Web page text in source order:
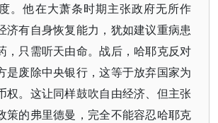
。他在大萧条时期主张政府无所作
济有自身恢复能力，犹如建议重病患
，只需听天由命。战后，哈耶克反对
是废除中央银行，这等于放弃国家为
权。这让同样鼓吹自由经济、但主张
策的弗里德曼，完全不能容忍哈耶克